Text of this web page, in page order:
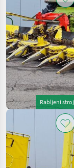
Rabljeni stroj